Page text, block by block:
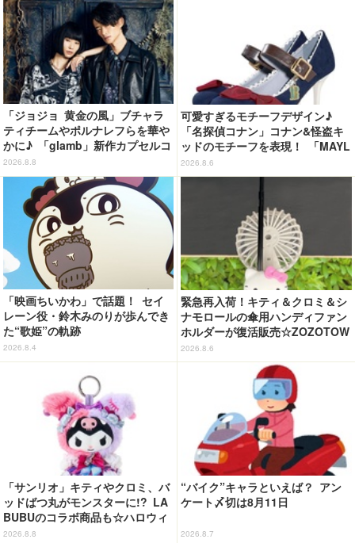
「ジョジョ 黄金の風」ブチャラ
ティチームやポルナレフらを華や
かに♪ 「glamb」新作カプセルコ
レクション登場
2026.8.8
可愛すぎるモチーフデザイン♪
「名探偵コナン」コナン&怪盗キ
ッドのモチーフを表現！ 「MAYL
A」パンプスがセール実施中【3
0％オフセール】
2026.8.6
「映画ちいかわ」で話題！ セイ
レーン役・鈴木みのりが歩んでき
た“歌姫”の軌跡
2026.8.4
緊急再入荷！キティ＆クロミ＆シ
ナモロールの傘用ハンディファン
ホルダーが復活販売☆ZOZOTOW
Nにて
2026.8.6
「サンリオ」キティやクロミ、バ
ッドばつ丸がモンスターに!? LA
BUBUのコラボ商品も☆ハロウィ
ーングッズ情報が到着【サンリオ
2026.8.8
“バイク”キャラといえば？ アン
ケート〆切は8月11日
2026.8.7